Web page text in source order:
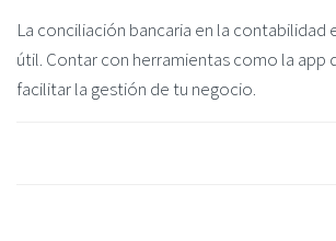
La conciliación bancaria en la contabilidad
útil. Contar con herramientas como la app
facilitar la gestión de tu negocio.